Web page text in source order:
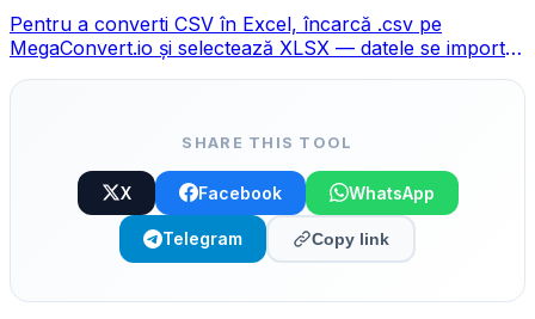
Pentru a converti CSV în Excel, încarcă .csv pe
MegaConvert.io și selectează XLSX — datele se importă
SHARE THIS TOOL
X Facebook WhatsApp
Telegram Copy link